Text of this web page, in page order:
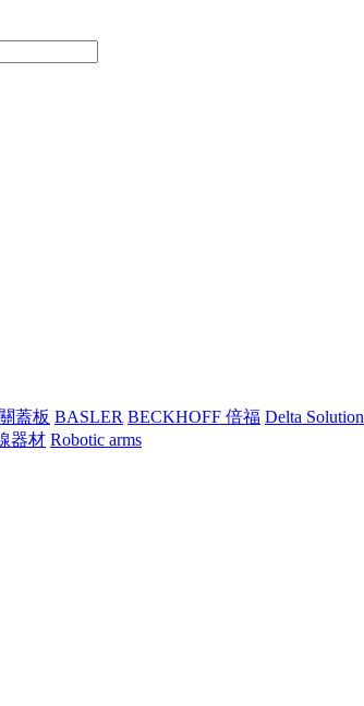
蓋板 BASLER BECKHOFF 倍福 Delta Solution
器材 Robotic arms